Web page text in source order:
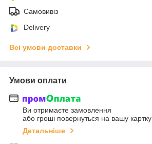
Самовивіз
Delivery
Всі умови доставки
Умови оплати
Ви отримаєте замовлення
або гроші повернуться на вашу картку
Детальніше